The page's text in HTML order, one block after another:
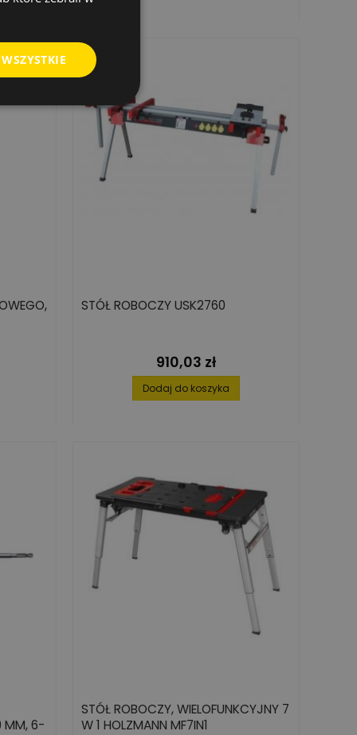
STÓŁ ROBOCZY USK2760
Cena
910,03 zł
Dodaj do koszyka
MM, 6-
STÓŁ ROBOCZY, WIELOFUNKCYJNY 7
W 1 HOLZMANN MF7IN1